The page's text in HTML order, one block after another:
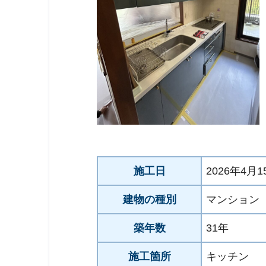
施工日 2026年4月
建物の種別 マンション
築年数 31年
施工箇所 キッチン